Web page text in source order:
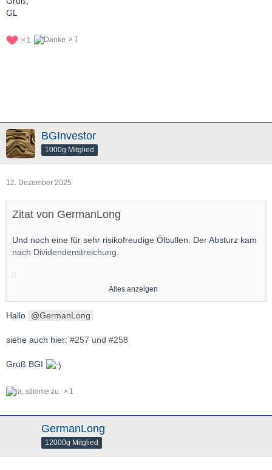
GL
1 1
BGInvestor
1000g Mitglied
12. Dezember 2025
Zitat von GermanLong
Und noch eine für sehr risikofreudige Ölbullen. Der Absturz kam
nach Dividendenstreichung.
Gruß,
Alles anzeigen
Hallo GermanLong
siehe auch hier: #257 und #258
Gruß BGI
1
GermanLong
12000g Mitglied